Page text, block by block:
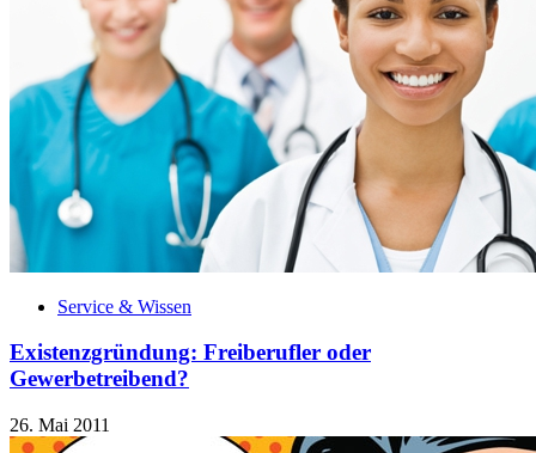
Service & Wissen
Existenzgründung: Freiberufler oder
Gewerbetreibend?
26. Mai 2011